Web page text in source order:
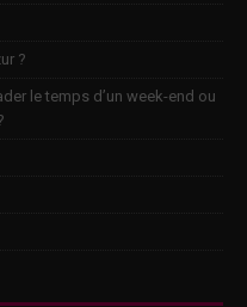
?
le temps d’un week-end ou